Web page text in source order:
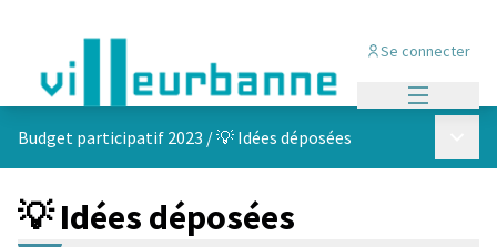
Se connecter
Budget participatif 2023 /💡 Idées déposées
💡 Idées déposées